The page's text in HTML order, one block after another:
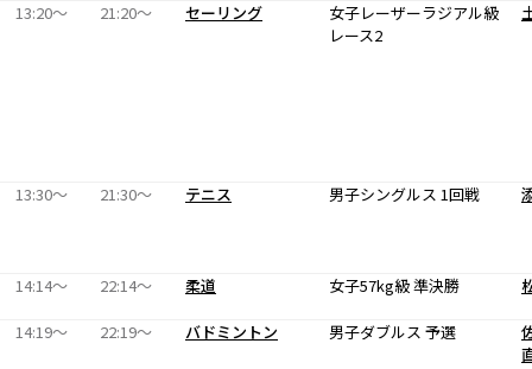
13:20〜 21:20〜 セーリング
女子レーザーラジアル級
レース2
13:30〜 21:30〜 テニス 男子シングルス 1回戦
14:14〜 22:14〜 柔道 女子57kg級 準決勝
14:19〜 22:19〜 バドミントン 男子ダブルス 予選